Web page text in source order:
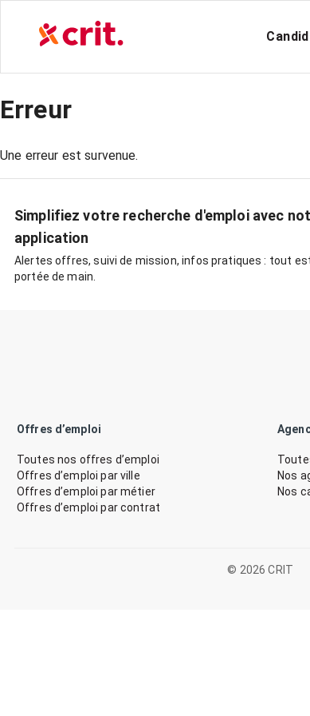
Erreur
Une erreur est survenue.
Simplifiez votre recherche d'emploi avec
application
Alertes offres, suivi de mission, infos pratiques : tout
portée de main.
Offres d’emploi
Toutes nos offres d’emploi
Offres d’emploi par ville
Offres d’emploi par métier
Offres d’emploi par contrat
Nos
Nos
© 2026 CRIT